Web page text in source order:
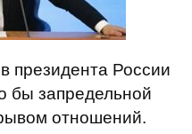
президента России
бы запредельной
отношений.